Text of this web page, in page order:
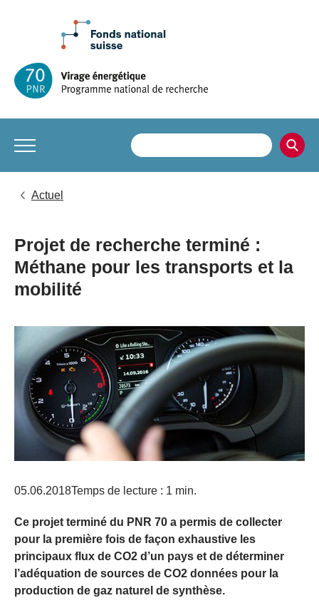
Actuel
Projet de recherche terminé :
Méthane pour les transports et la
mobilité
05.06.2018Temps de lecture : 1 min.
Ce projet terminé du PNR 70 a permis de collecter
pour la première fois de façon exhaustive les
principaux flux de CO2 d’un pays et de déterminer
l’adéquation de sources de CO2 données pour la
production de gaz naturel de synthèse.